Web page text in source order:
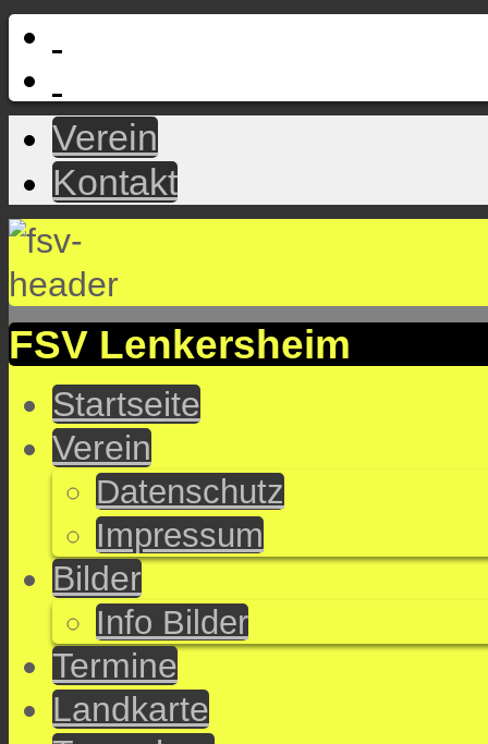
Verein
Kontakt
FSV Lenkersheim
Startseite
Verein
Datenschutz
Impressum
Bilder
Info Bilder
Termine
Landkarte